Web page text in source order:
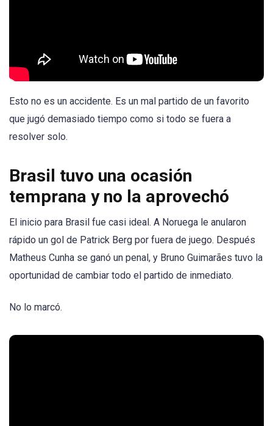
Esto no es un accidente. Es un mal partido de un favorito
que jugó demasiado tiempo como si todo se fuera a
resolver solo.
Brasil tuvo una ocasión
temprana y no la aprovechó
El inicio para Brasil fue casi ideal. A Noruega le anularon
rápido un gol de Patrick Berg por fuera de juego. Después
Matheus Cunha se ganó un penal, y Bruno Guimarães tuvo la
oportunidad de cambiar todo el partido de inmediato.
No lo marcó.